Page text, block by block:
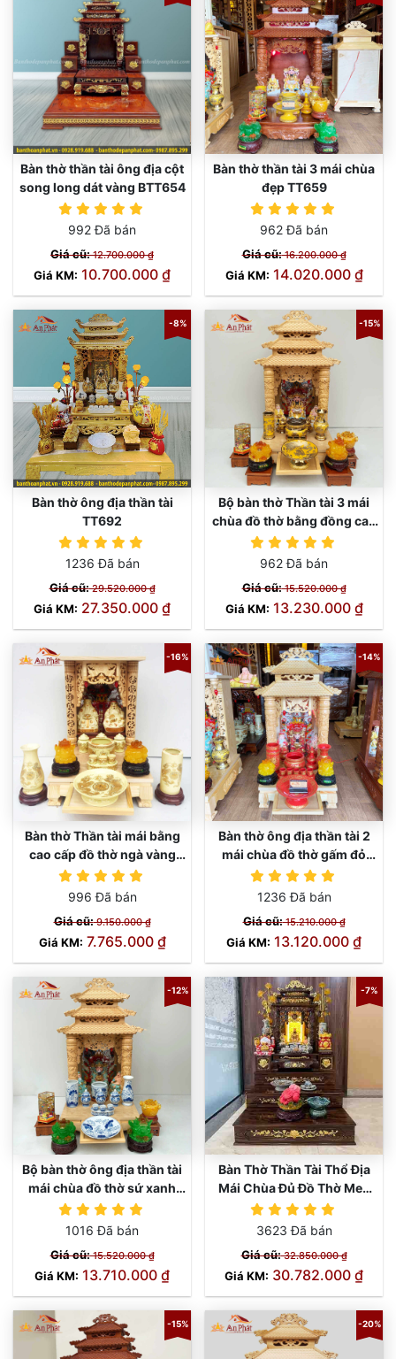
Bàn thờ thần tài ông địa cột
song long dát vàng BTT654
TT654
992 Đã bán
Giá cũ:12.700.000 ₫
Giá KM: 10.700.000 ₫
Bàn thờ thần tài 3 mái chùa
đẹp TT659
TT659
962 Đã bán
Giá cũ:16.200.000 ₫
Giá KM: 14.020.000 ₫
-8%
Bàn thờ ông địa thần tài
TT692
1236 Đã bán
Giá cũ:29.520.000 ₫
Giá KM: 27.350.000 ₫
-15%
Bộ bàn thờ Thần tài 3 mái
chùa đồ thờ bằng đồng cao
cấp TT665
TT665
962 Đã bán
Giá cũ:15.520.000 ₫
Giá KM: 13.230.000 ₫
-16%
Bàn thờ Thần tài mái bằng
cao cấp đồ thờ ngà vàng
TT664
TT664
996 Đã bán
Giá cũ:9.150.000 ₫
Giá KM: 7.765.000 ₫
-14%
Bàn thờ ông địa thần tài 2
mái chùa đồ thờ gấm đỏ
TT662
TT662
1236 Đã bán
Giá cũ:15.210.000 ₫
Giá KM: 13.120.000 ₫
-12%
Bộ bàn thờ ông địa thần tài
mái chùa đồ thờ sứ xanh
sen TT667
TT667
1016 Đã bán
Giá cũ:15.520.000 ₫
Giá KM: 13.710.000 ₫
-7%
Bàn Thờ Thần Tài Thổ Địa
Mái Chùa Đủ Đồ Thờ Men
Rạn Rồng TT844
3623 Đã bán
Giá cũ:32.850.000 ₫
Giá KM: 30.782.000 ₫
-15% -20%